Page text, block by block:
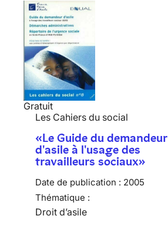
Gratuit
Les Cahiers du social
«Le Guide du demandeur
d'asile à l'usage des
travailleurs sociaux»
Date de publication : 2005
Thématique :
Droit d’asile